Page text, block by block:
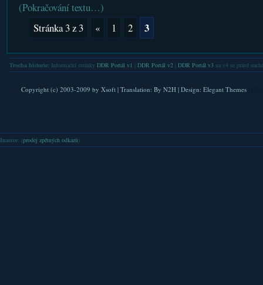
(Pokračování textu…)
Stránka 3 z 3
« 1 2 3
Trocha historie: Informační stránky DDR Portál v1 DDR Portál v2| DDR Portál v3na v4 se právě
Copyright (c) 2003-2009 by Xsoft| Translation: By N2H| Design: Elegant Themes
Inzerce: (prodej zpětných odkazů )